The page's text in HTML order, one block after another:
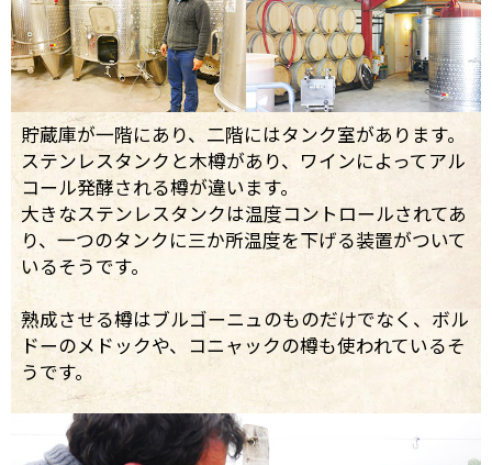
貯蔵庫が一階にあり、二階にはタンク室があります。
ステンレスタンクと木樽があり、ワインによってアル
コール発酵される樽が違います。
大きなステンレスタンクは温度コントロールされてあ
り、一つのタンクに三か所温度を下げる装置がついて
いるそうです。
熟成させる樽はブルゴーニュのものだけでなく、ボル
ドーのメドックや、コニャックの樽も使われているそ
うです。